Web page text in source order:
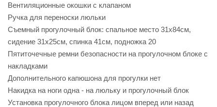
Вентиляционные окошки с клапаном
Ручка для переноски люльки
Съемный прогулочный блок: спальное место 31х84см,
сидение 31х25см, спинка 41см, подножка 20
Пятиточечные ремни безопасности на прогулочном блоке с
накладками
Дополнительного капюшона для прогулки нет
Накидка на ноги одна - на люльку и прогулочный блок
Установка прогулочного блока лицом вперед или назад